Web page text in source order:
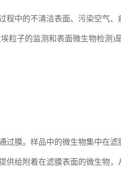
程中的不清洁表面、污染空气、
粒子的监测和表面微生物检测)
过膜。样品中的微生物集中在滤
供给附着在滤膜表面的微生物，